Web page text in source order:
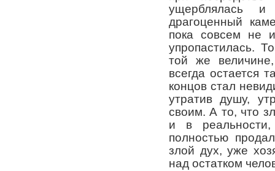
ущерблялась
драгоценный
пока совсем не
упропастилась.
той же
всегда остается
концов стал
утратив душу,
своим. А то, что
и в
полностью
злой дух, уже
над остатком